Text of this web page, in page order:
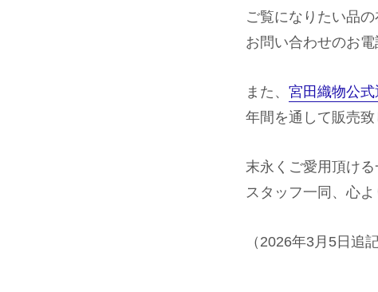
ご覧になりたい品の
お問い合わせのお電
また、 宮田織物公式
年間を通して販売致
末永くご愛用頂け
スタッフ一同、心よ
（2026年3月5日追記